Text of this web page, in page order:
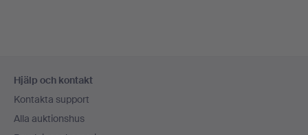
Hjälp och kontakt
Kontakta support
Alla auktionshus